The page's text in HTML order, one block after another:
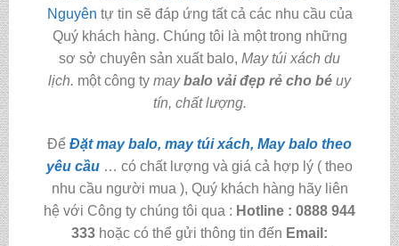
Nguyên tự tin sẽ đáp ứng tất cả các nhu cầu của
Quý khách hàng. Chúng tôi là một trong những
sơ sở chuyên sản xuất balo, May túi xách du
lịch. một công ty maybalo vải đẹp rẻ cho bé uy
tín, chất lượng.
Để Đặt may balo, may túi xách, May balo theo
yêu cầu … có chất lượng và giá cả hợp lý ( theo
nhu cầu người mua ), Quý khách hàng hãy liên
hệ với Công ty chúng tôi qua : Hotline : 0888 944
333 hoặc có thể gửi thông tin đến Email: